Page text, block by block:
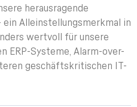
herausragende
Alleinstellungsmerkmal in
wertvoll für unsere
ERP-Systeme, Alarm-over-
geschäftskritischen IT-